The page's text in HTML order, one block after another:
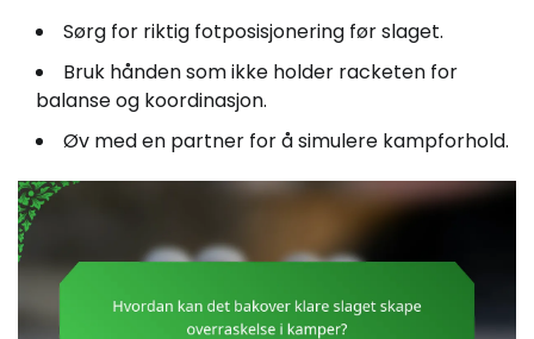
Sørg for riktig fotposisjonering før slaget.
Bruk hånden som ikke holder racketen for
balanse og koordinasjon.
Øv med en partner for å simulere kampforhold.